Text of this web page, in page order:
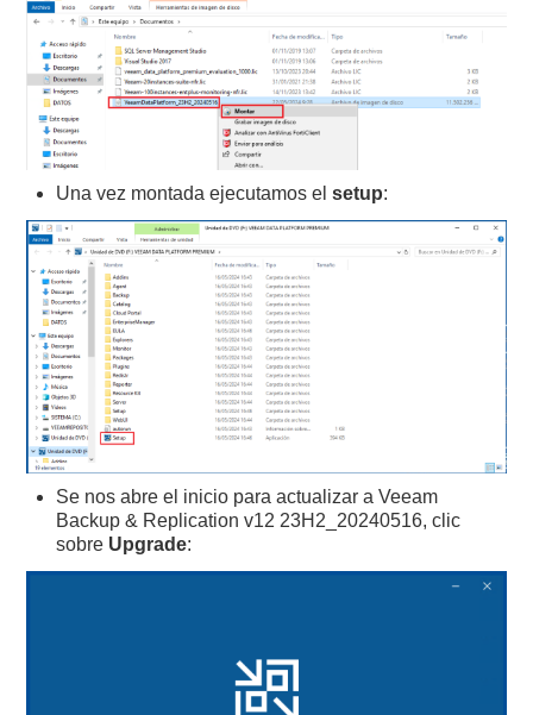
Una vez montada ejecutamos elsetup:
Se nos abre el inicio para actualizar a Veeam
Backup & Replication v12 23H2_20240516, clic
sobre Upgrade: